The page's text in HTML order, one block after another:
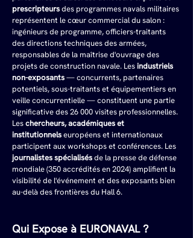
prescripteurs des programmes navals militaires
représentent le cœur commercial du salon :
ingénieurs de programme, officiers-traitants
des directions techniques des armées,
responsables de la maîtrise d'ouvrage des
projets de construction navale. Les industriels
non-exposants — concurrents, partenaires
potentiels, sous-traitants et équipementiers en
veille concurrentielle — constituent une partie
significative des 26 000 visites professionnelles.
Les chercheurs, académiques et
institutionnels européens et internationaux
participent aux workshops et conférences. Les
journalistes spécialisés de la presse de défense
mondiale (350 accrédités en 2024) amplifient la
visibilité de l'événement et des exposants bien
au-delà des frontières du Hall 6.
Qui Expose à EURONAVAL ?